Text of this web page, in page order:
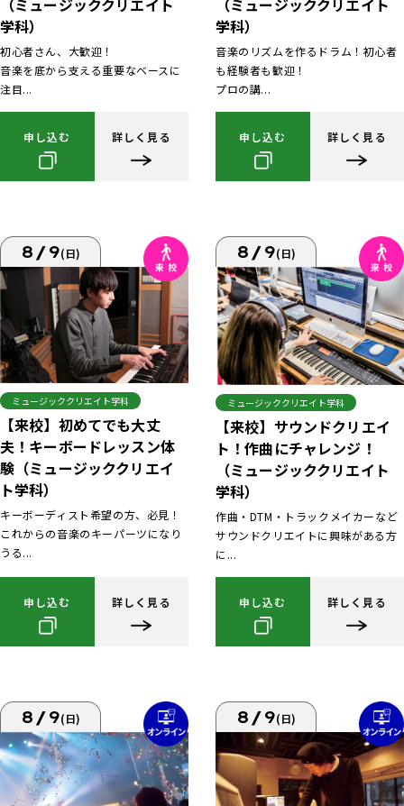
（ミュージッククリエイト
学科）
初心者さん、大歓迎！
音楽を底から支える重要なベースに
注目...
申し込む 詳しく見る
（ミュージッククリエイト
学科）
音楽のリズムを作るドラム！初心者
も経験者も歓迎！
プロの講...
申し込む 詳しく見る
8/9(日)
ミュージッククリエイト学科
【来校】初めてでも大丈
夫！キーボードレッスン体
験（ミュージッククリエイ
ト学科）
キーボーディスト希望の方、必見！
これからの音楽のキーパーツになり
うる...
申し込む 詳しく見る
8/9(日)
ミュージッククリエイト学科
【来校】サウンドクリエイ
ト！作曲にチャレンジ！
（ミュージッククリエイト
学科）
作曲・DTM・トラックメイカーなど
サウンドクリエイトに興味がある方
に...
申し込む 詳しく見る
8/9(日) 8/9(日)